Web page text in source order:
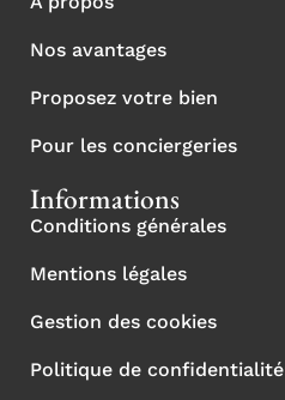
Nos avantages
Proposez votre bien
Pour les conciergeries
Informations
Conditions générales
Mentions légales
Gestion des cookies
Politique de confidentialité